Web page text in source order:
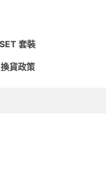
SET 套裝
貨政策